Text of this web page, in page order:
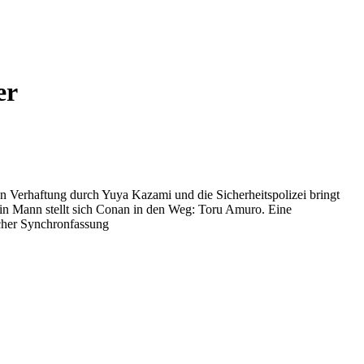
Verhaftung durch Yuya Kazami und die Sicherheitspolizei bringt
Mann stellt sich Conan in den Weg: Toru Amuro. Eine
Synchronfassung